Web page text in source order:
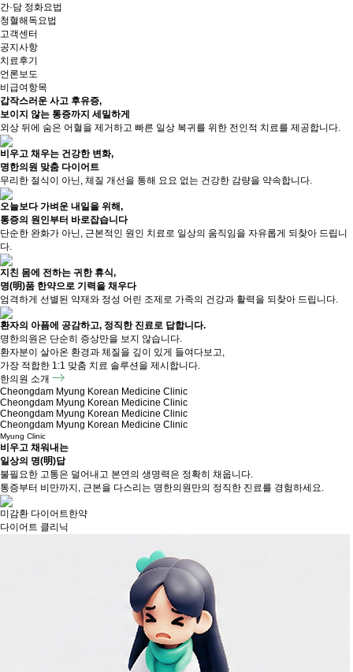
간·담 정화요법
청혈해독요법
고객센터
공지사항
치료후기
언론보도
비급여항목
갑작스러운 사고 후유증,
보이지 않는 통증까지 세밀하게
외상 뒤에 숨은 어혈을 제거하고 빠른 일상 복귀를 위한 전인적 치료를 제공합니다.
비우고 채우는 건강한 변화,
명한의원 맞춤 다이어트
무리한 절식이 아닌, 체질 개선을 통해 요요 없는 건강한 감량을 약속합니다.
오늘보다 가벼운 내일을 위해,
통증의 원인부터 바로잡습니다
단순한 완화가 아닌, 근본적인 원인 치료로 일상의 움직임을 자유롭게 되찾아 드립니
다.
지친 몸에 전하는 귀한 휴식,
명(明)품 한약으로 기력을 채우다
엄격하게 선별된 약재와 정성 어린 조제로 가족의 건강과 활력을 되찾아 드립니다.
환자의 아픔에 공감하고, 정직한 진료로 답합니다.
명한의원은 단순히 증상만을 보지 않습니다.
환자분이 살아온 환경과 체질을 깊이 있게 들여다보고,
가장 적합한 1:1 맞춤 치료 솔루션을 제시합니다.
한의원 소개
Cheongdam Myung Korean Medicine Clinic
Cheongdam Myung Korean Medicine Clinic
Cheongdam Myung Korean Medicine Clinic
Cheongdam Myung Korean Medicine Clinic
Myung Clinic
비우고 채워내는
일상의 명(明)답
불필요한 고통은 덜어내고 본연의 생명력은 정확히 채웁니다.
통증부터 비만까지, 근본을 다스리는 명한의원만의 정직한 진료를 경험하세요.
미감환 다이어트한약
다이어트 클리닉